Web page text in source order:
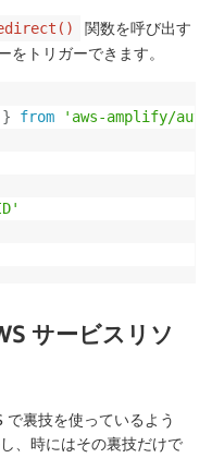
関数を呼び出す
をトリガーできます。
} from 'aws-amplify/
サービスリソ
裏技を使っているよう
、時にはその裏技だけで